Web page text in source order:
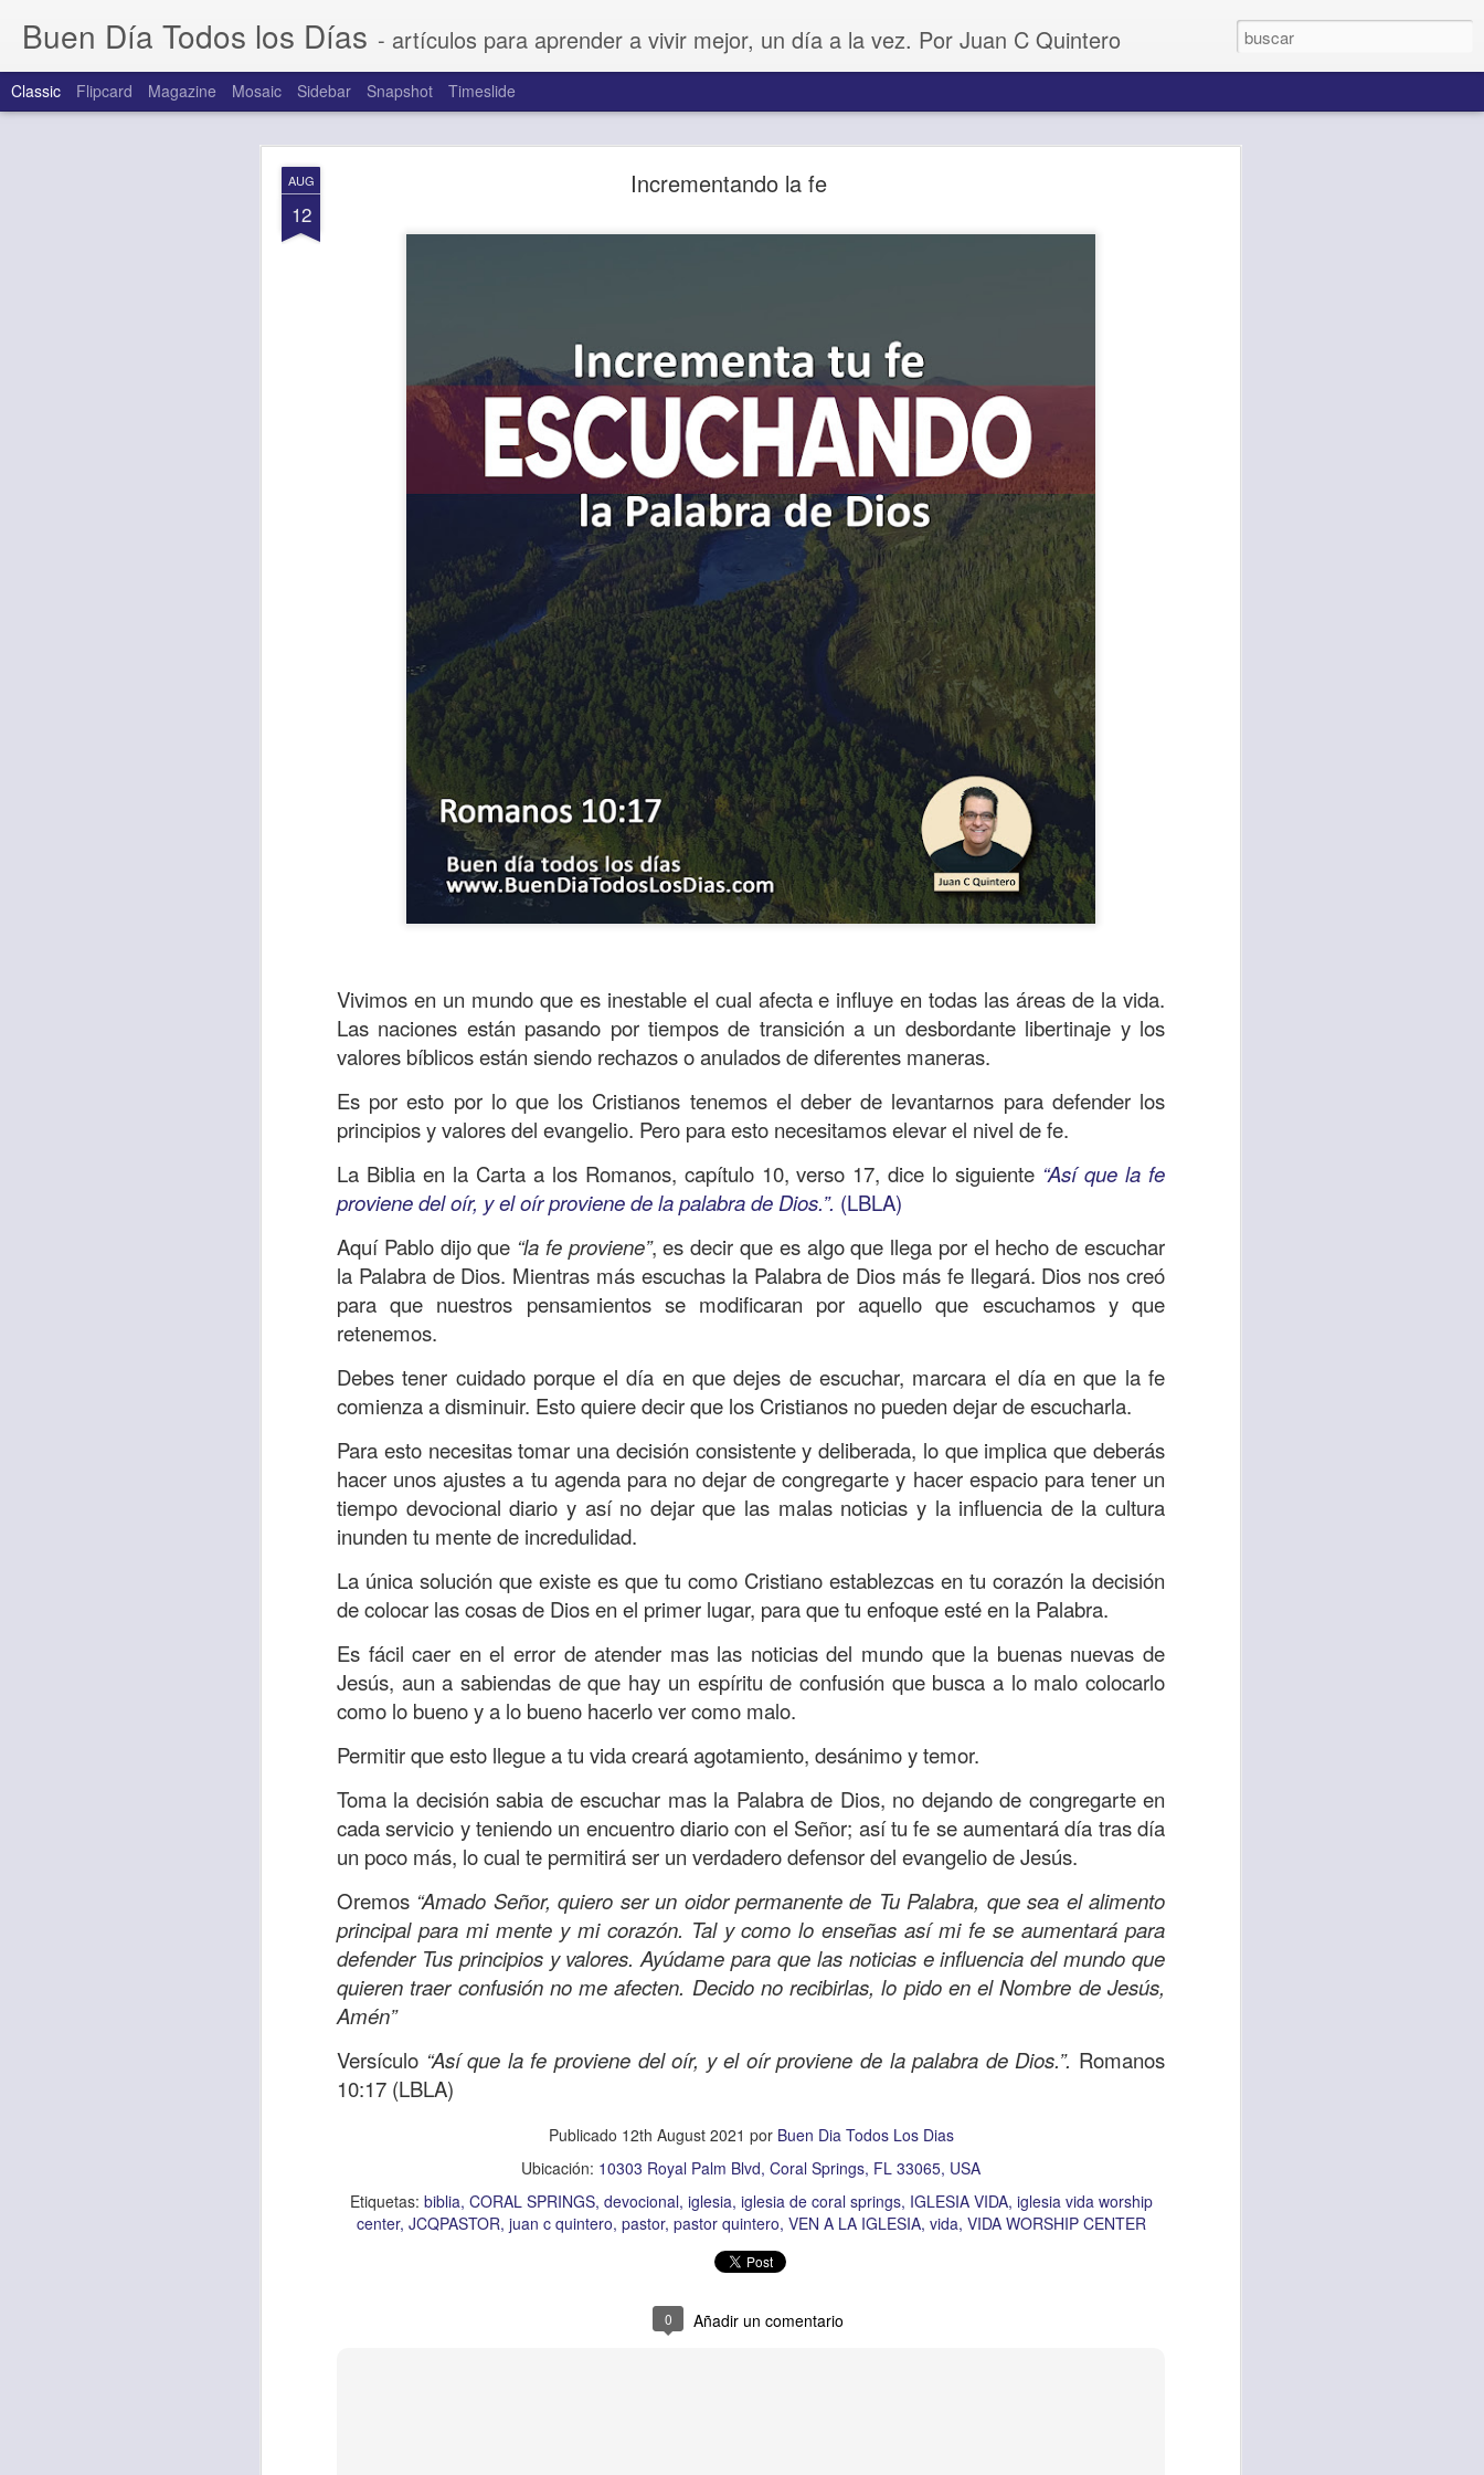
AUG
12
Incrementando la fe
Vivimos en un mundo que es inestable el cual afecta e influye en todas las áreas de la vida.
Las naciones están pasando por tiempos de transición a un desbordante libertinaje y los
valores bíblicos están siendo rechazos o anulados de diferentes maneras.
Es por esto por lo que los Cristianos tenemos el deber de levantarnos para defender los
principios y valores del evangelio. Pero para esto necesitamos elevar el nivel de fe.
La Biblia en la Carta a los Romanos, capítulo 10, verso 17, dice lo siguiente “Así que la fe
proviene del oír, y el oír proviene de la palabra de Dios.”. (LBLA)
Aquí Pablo dijo que “la fe proviene”, es decir que es algo que llega por el hecho de escuchar
la Palabra de Dios. Mientras más escuchas la Palabra de Dios más fe llegará. Dios nos creó
para que nuestros pensamientos se modificaran por aquello que escuchamos y que
retenemos.
Debes tener cuidado porque el día en que dejes de escuchar, marcara el día en que la fe
comienza a disminuir. Esto quiere decir que los Cristianos no pueden dejar de escucharla.
Para esto necesitas tomar una decisión consistente y deliberada, lo que implica que deberás
hacer unos ajustes a tu agenda para no dejar de congregarte y hacer espacio para tener un
tiempo devocional diario y así no dejar que las malas noticias y la influencia de la cultura
inunden tu mente de incredulidad.
La única solución que existe es que tu como Cristiano establezcas en tu corazón la decisión
de colocar las cosas de Dios en el primer lugar, para que tu enfoque esté en la Palabra.
Es fácil caer en el error de atender mas las noticias del mundo que la buenas nuevas de
Jesús, aun a sabiendas de que hay un espíritu de confusión que busca a lo malo colocarlo
como lo bueno y a lo bueno hacerlo ver como malo.
Permitir que esto llegue a tu vida creará agotamiento, desánimo y temor.
Toma la decisión sabia de escuchar mas la Palabra de Dios, no dejando de congregarte en
cada servicio y teniendo un encuentro diario con el Señor; así tu fe se aumentará día tras día
un poco más, lo cual te permitirá ser un verdadero defensor del evangelio de Jesús.
Oremos “Amado Señor, quiero ser un oidor permanente de Tu Palabra, que sea el alimento
principal para mi mente y mi corazón. Tal y como lo enseñas así mi fe se aumentará para
defender Tus principios y valores. Ayúdame para que las noticias e influencia del mundo que
quieren traer confusión no me afecten. Decido no recibirlas, lo pido en el Nombre de Jesús,
Amén”
Versículo “Así que la fe proviene del oír, y el oír proviene de la palabra de Dios.”. Romanos
10:17 (LBLA)
Publicado 12th August 2021 por Buen Dia Todos Los Dias
Ubicación: 10303 Royal Palm Blvd, Coral Springs, FL 33065, USA
Etiquetas: biblia CORAL SPRINGS devocional iglesia iglesia de coral springs IGLESIA VIDA iglesia vida worship
center JCQPASTOR juan c quintero pastor pastor quintero VEN A LA IGLESIA vida VIDA WORSHIP CENTER
0 Añadir un comentario
Buen Día Todos los Días - artículos para aprender a vivir mejor, un día a la vez. Por Juan C Quintero
Classic Flipcard Magazine Mosaic Sidebar Snapshot Timeslide
Amar sin fingimiento
Para muchos, la vida es una carrera continua de actividades perfectamente agendadas
acorde con una lista de logros esperados, la mayoría de ellos relacionados con el trabajo, los
logros profesionales e incluso los logros en el cuidado del cuerpo en el gimnasio.
“amados” , es decir, a nuestra familia.
Yo tengo gratos recuerdos del amor de mis padres y abuelos; y tal vez tú también tengas
esos buenos recuerdos; lo cierto es que para la mayoría de ellos ese amor significó inversión
de tiempo, muchos incluso sacrificando sus aspiraciones personales por estar en casa y dar
lo mejor que tenían por su familia.
Te invito a reflexionar sobre: ¿Cuáles son tus prioridades?, ¿En qué lugar está el amor hacia
tu familia?
En la Biblia, el capítulo 12 de la carta a los romanos se conoce como la lista de los deberes
del cristiano. Esta contiene recomendaciones sabias y justas para llevar una vida correcta.
Particularmente, en el verso 9 dice lo siguiente:“El amor sea sin fingimiento. Aborreced lo
malo, seguid lo bueno
Dios nos pide que amemos sin fingimiento, con sinceridad, pero eso también significa que
debemos dejar una huella marcada, una especie de impronta de amor en los corazones de
las personas que amamos.
Amar es mucho más que decir“te amo” oque regalarflores o chocolates;es una decisión de
permanecer, de estar presente y de respetar a los seres amados.
seres amados, pero también se nos aumentan los deseos de vivir, se revive el propósito de
vida, porque en el amor todo lo podemos hacer, desde perdonar hasta vivir unidos en familia
para siempre.
Es tiempo de revisar el estado de tu corazón hacia quienes consideras importantes en tu
vida. En otras palabras, es tiempo de tener hogares a la manera de Dios y de amar como
Dios nos ama.
Oremos: “Señor, sé que por amor nos has redimido, nos has restaurado y nos das propósito;
por eso decido que, desde hoy, el motor de mi vida sea el amor, aquel que es sin fingimiento,
sincero, real. Bendigo a mi familia, me comprometo a amar sin condiciones; lo declaro en el
Versículo: “El amor sea sin fingimiento. Aborreced lo malo, seguid lo bueno”. Romanos 12:9
(RVR1960)
Publicado Yesterday porBuen Dia Todos Los Dias
Etiquetas:biblia CRISTO devocional ESPÍRITU SANTO iglesia IGLESIA VIDA iglesia vida worship center
JCQPASTOR
Buenos Samaritanos